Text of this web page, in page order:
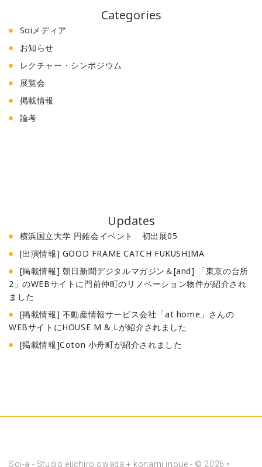
Categories
Soiメディア
お知らせ
レクチャー・シンポジウム
展覧会
掲載情報
論考
Updates
横浜国立大学 円錐会イベント 初出展05
[出演情報] GOOD FRAME CATCH FUKUSHIMA
[掲載情報] 朝日新聞デジタルマガジン＆[and] 「東京の台所
2」のWEBサイトに門前仲町のリノベーション物件が紹介され
ました
[掲載情報] 不動産情報サービス会社「at home」さんの
WEBサイトにHOUSE M & Lが紹介されました
[掲載情報]Coton 小舟町が紹介されました
Soi-a - Studio eiichiro owada + konami inoue - © 2026 •